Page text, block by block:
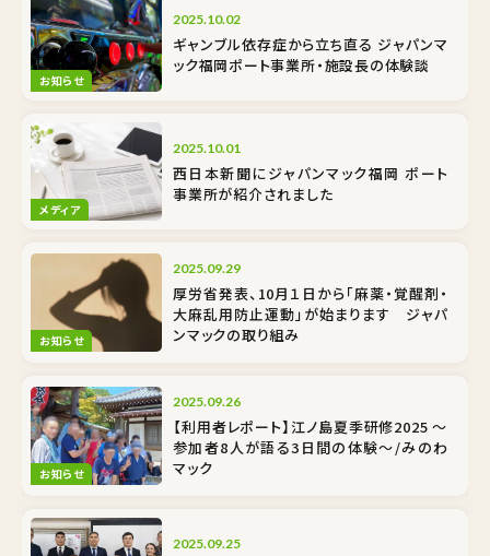
お知らせ
2025.10.02
ギャンブル依存症から立ち直る ジャパンマ
ック福岡ポート事業所・施設長の体験談
メディア
2025.10.01
西日本新聞にジャパンマック福岡 ポート
事業所が紹介されました
お知らせ
2025.09.29
厚労省発表、10月１日から「麻薬・覚醒剤・
大麻乱用防止運動」が始まります ジャパ
ンマックの取り組み
お知らせ
2025.09.26
【利用者レポート】江ノ島夏季研修2025 ～
参加者8人が語る3日間の体験～/みのわ
マック
2025.09.25